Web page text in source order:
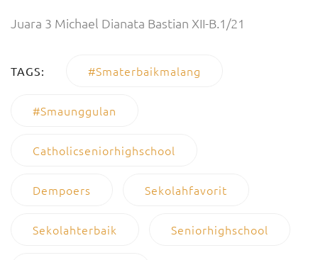
Juara 3 Michael Dianata Bastian XII-B.1/21
TAGS: #smaterbaikmalang
#smaunggulan
Catholicseniorhighschool
Dempoers Sekolahfavorit
Sekolahterbaik Seniorhighschool